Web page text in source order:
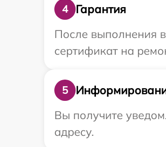
4
Гарантия
После выполнения
сертификат на
5
Вы получите
адресу.